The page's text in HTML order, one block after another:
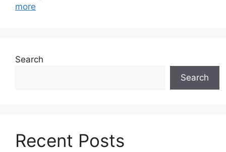
more
Search
Search
Recent Posts